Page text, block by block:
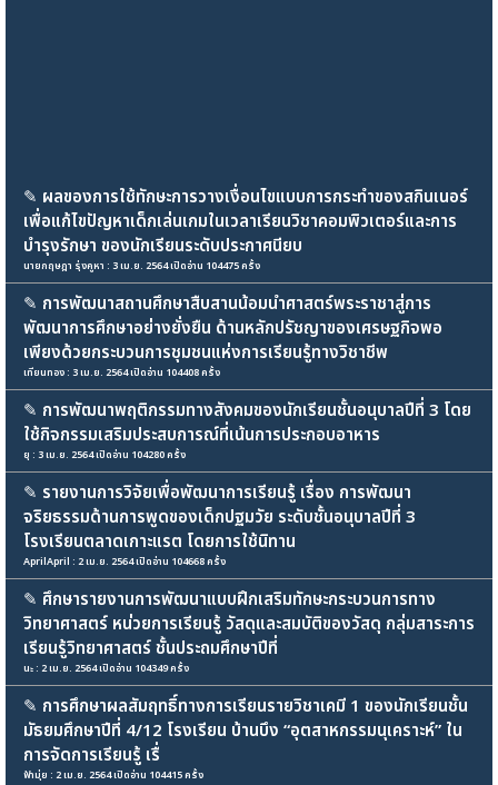
✎ ผลของการใช้ทักษะการวางเงื่อนไขแบบการกระทำของสกินเนอร์
เพื่อแก้ไขปัญหาเด็กเล่นเกมในเวลาเรียนวิชาคอมพิวเตอร์และการ
บำรุงรักษา ของนักเรียนระดับประกาศนียบ
นายกฤษฎา รุ่งคูหา : 3 เม.ย. 2564 เปิดอ่าน 104475 ครั้ง
✎ การพัฒนาสถานศึกษาสืบสานน้อมนำศาสตร์พระราชาสู่การ
พัฒนาการศึกษาอย่างยั่งยืน ด้านหลักปรัชญาของเศรษฐกิจพอ
เพียงด้วยกระบวนการชุมชนแห่งการเรียนรู้ทางวิชาชีพ
เทียนทอง : 3 เม.ย. 2564 เปิดอ่าน 104408 ครั้ง
✎ การพัฒนาพฤติกรรมทางสังคมของนักเรียนชั้นอนุบาลปีที่ 3 โดย
ใช้กิจกรรมเสริมประสบการณ์ที่เน้นการประกอบอาหาร
ยุ : 3 เม.ย. 2564 เปิดอ่าน 104280 ครั้ง
✎ รายงานการวิจัยเพื่อพัฒนาการเรียนรู้ เรื่อง การพัฒนา
จริยธรรมด้านการพูดของเด็กปฐมวัย ระดับชั้นอนุบาลปีที่ 3
โรงเรียนตลาดเกาะแรต โดยการใช้นิทาน
AprilApril : 2 เม.ย. 2564 เปิดอ่าน 104668 ครั้ง
✎ ศึกษารายงานการพัฒนาแบบฝึกเสริมทักษะกระบวนการทาง
วิทยาศาสตร์ หน่วยการเรียนรู้ วัสดุและสมบัติของวัสดุ กลุ่มสาระการ
เรียนรู้วิทยาศาสตร์ ชั้นประถมศึกษาปีที่
นะ : 2 เม.ย. 2564 เปิดอ่าน 104349 ครั้ง
✎ การศึกษาผลสัมฤทธิ์ทางการเรียนรายวิชาเคมี 1 ของนักเรียนชั้น
มัธยมศึกษาปีที่ 4/12 โรงเรียน บ้านบึง “อุตสาหกรรมนุเคราะห์” ใน
การจัดการเรียนรู้ เรื่
ฟ้ามุ่ย : 2 เม.ย. 2564 เปิดอ่าน 104415 ครั้ง